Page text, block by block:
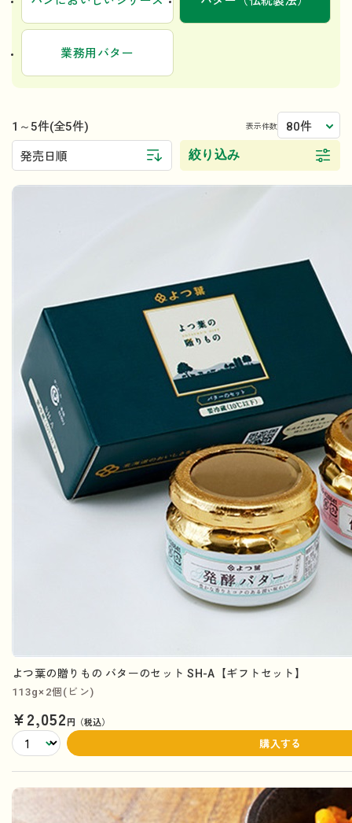
業務用バター
1～5件(全5件) 表示件数 80件
発売日順 絞り込み
よつ葉の贈りもの バターのセット SH-A【ギフトセット】
113g×2個(ビン)
¥2,052円（税込）
購入する